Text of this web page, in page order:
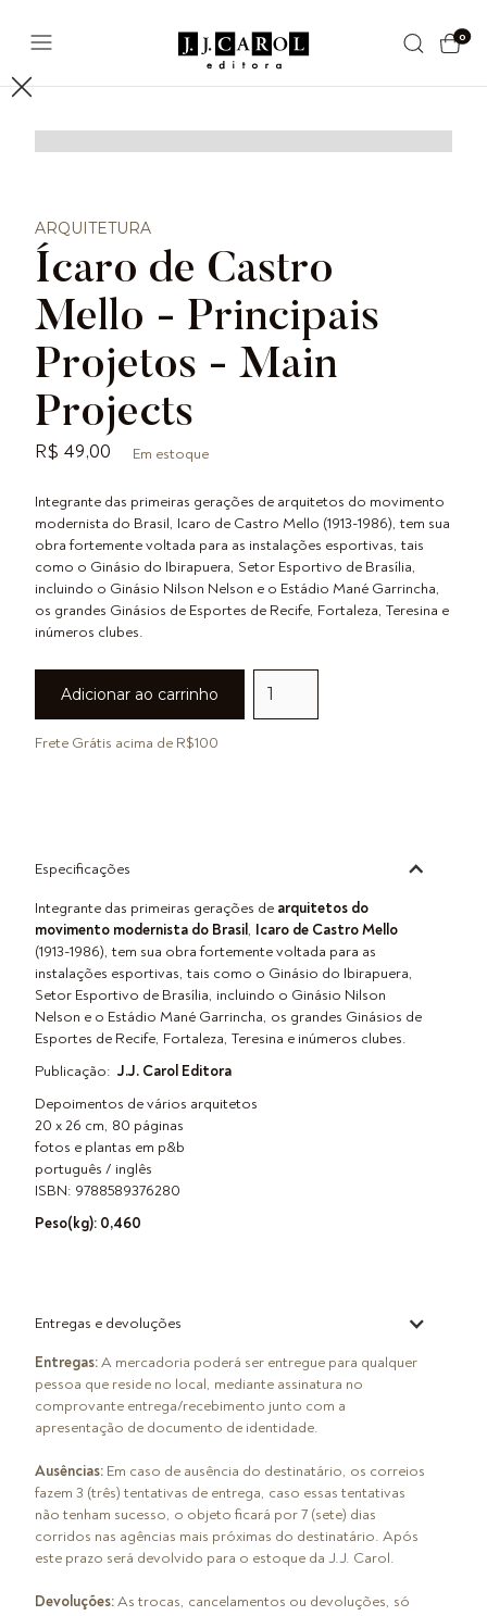
0
ARQUITETURA
Ícaro de Castro
Mello - Principais
Projetos - Main
Projects
R$ 49,00 Em estoque
Integrante das primeiras gerações de arquitetos do movimento
modernista do Brasil, Icaro de Castro Mello (1913-1986), tem sua
obra fortemente voltada para as instalações esportivas, tais
como o Ginásio do Ibirapuera, Setor Esportivo de Brasília,
incluindo o Ginásio Nilson Nelson e o Estádio Mané Garrincha,
os grandes Ginásios de Esportes de Recife, Fortaleza, Teresina e
inúmeros clubes.
Frete Grátis acima de R$100
Especificações
Integrante das primeiras gerações de arquitetos do
movimento modernista do Brasil, Icaro de Castro Mello
(1913-1986), tem sua obra fortemente voltada para as
instalações esportivas, tais como o Ginásio do Ibirapuera,
Setor Esportivo de Brasília, incluindo o Ginásio Nilson
Nelson e o Estádio Mané Garrincha, os grandes Ginásios de
Esportes de Recife, Fortaleza, Teresina e inúmeros clubes.
Publicação: J.J. Carol Editora
Depoimentos de vários arquitetos
20 x 26 cm, 80 páginas
fotos e plantas em p&b
português / inglês
ISBN: 9788589376280
Peso(kg): 0,460
Entregas e devoluções
Entregas:A mercadoria poderá ser entregue para qualquer
pessoa que reside no local, mediante assinatura no
comprovante entrega/recebimento junto com a
apresentação de documento de identidade.
Ausências: Em caso de ausência do destinatário, os correios
fazem 3 (três) tentativas de entrega, caso essas tentativas
não tenham sucesso, o objeto ficará por 7 (sete) dias
corridos nas agências mais próximas do destinatário. Após
este prazo será devolvido para o estoque da J.J. Carol.
Devoluções:As trocas, cancelamentos ou devoluções, só